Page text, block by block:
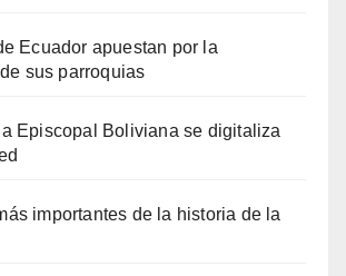
Ecuador apuestan por la
sus parroquias
Episcopal Boliviana se digitaliza
importantes de la historia de la